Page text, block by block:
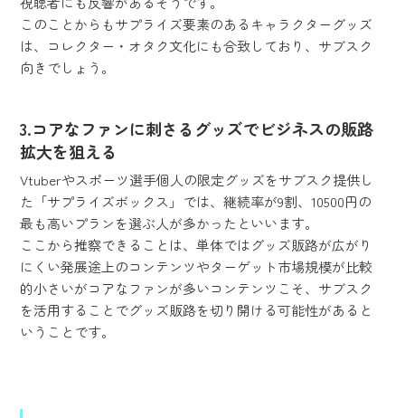
このことからもサプライズ要素のあるキャラクターグッズ
は、コレクター・オタク文化にも合致しており、サブスク
向きでしょう。
3.コアなファンに刺さるグッズでビジネスの販路
拡大を狙える
Vtuberやスポーツ選手個人の限定グッズをサブスク提供し
た「サプライズボックス」では、継続率が9割、10500円の
最も高いプランを選ぶ人が多かったといいます。
ここから推察できることは、単体ではグッズ販路が広がり
にくい発展途上のコンテンツやターゲット市場規模が比較
的小さいがコアなファンが多いコンテンツこそ、サブスク
を活用することでグッズ販路を切り開ける可能性があると
いうことです。